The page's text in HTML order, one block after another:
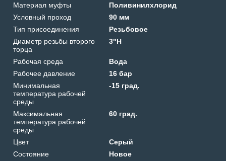
Материал муфты
Поливинилхлорид
Условный проход
90 мм
Тип присоединения
Резьбовое
Диаметр резьбы второго
торца
3"Н
Рабочая среда
Вода
Рабочее давление
16 бар
Минимальная
температура рабочей
среды
-15 град.
Максимальная
температура рабочей
среды
60 град.
Цвет
Серый
Состояние
Новое